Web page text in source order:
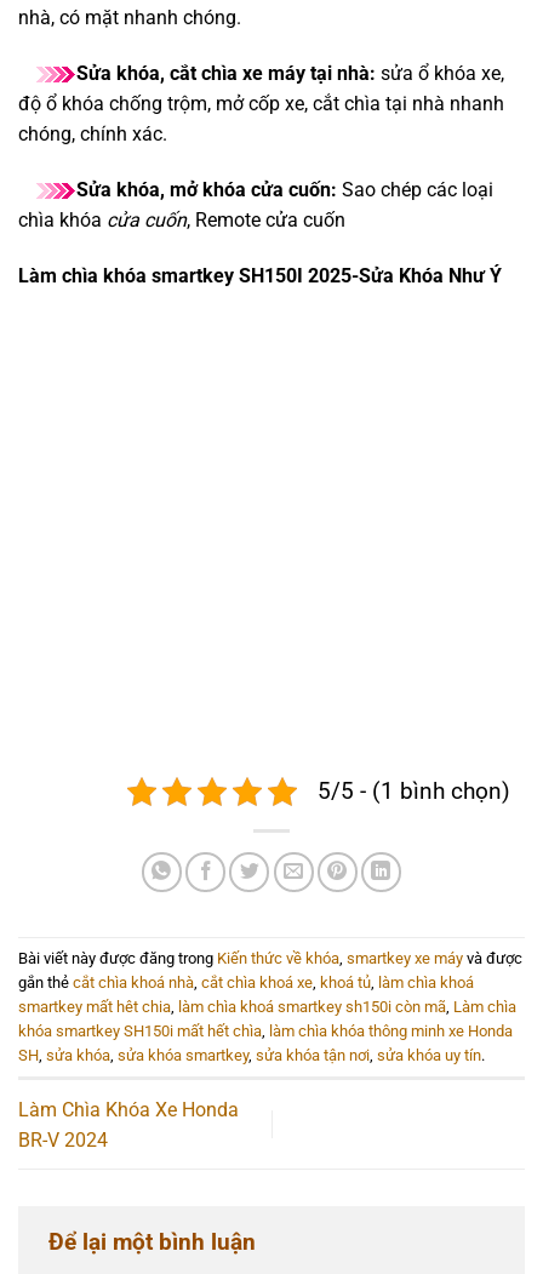
nhà, có mặt nhanh chóng.
Sửa khóa, cắt chìa xe máy tại nhà: sửa ổ khóa xe,
độ ổ khóa chống trộm, mở cốp xe, cắt chìa tại nhà nhanh
chóng, chính xác.
Sửa khóa, mở khóa cửa cuốn: Sao chép các loại
chìa khóa cửa cuốn, Remote cửa cuốn
Làm chìa khóa smartkey SH150I 2025-Sửa Khóa Như Ý
5/5 - (1 bình chọn)
Bài viết này được đăng trong Kiến thức về khóa smartkey xe máy và được
gắn thẻ cắt chìa khoá nhà cắt chìa khoá xe khoá tủ làm chìa khoá
smartkey mất hêt chia làm chìa khoá smartkey sh150i còn mã Làm chìa
khóa smartkey SH150i mất hết chìa làm chìa khóa thông minh xe Honda
SH sửa khóa sửa khóa smartkey, sửa khóa tận nơi sửa khóa uy tín.
Làm Chìa Khóa Xe Honda
BR-V 2024
Để lại một bình luận